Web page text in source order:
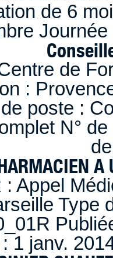
de 6
de
:
poste :
N°
A
Appel
1 janv.